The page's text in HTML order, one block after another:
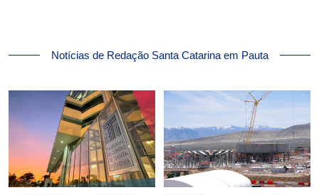
Notícias de Redação Santa Catarina em Pauta